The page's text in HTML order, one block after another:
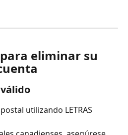
eliminar su
utilizando LETRAS